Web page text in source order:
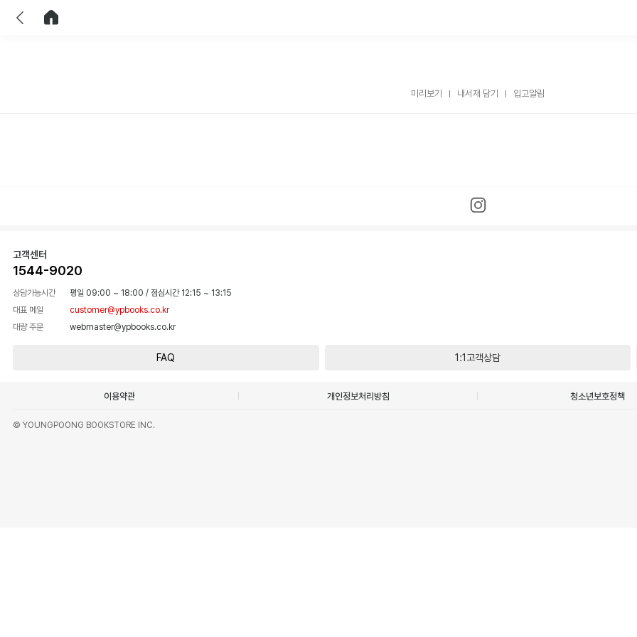
미리보기 내서재 담기 입고알림
고객센터
1544-9020
상담가능시간 평일 09:00 ~ 18:00 / 점심시간 12:15 ~ 13:15
대표 메일
customer@ypbooks.co.kr
대량 주문
webmaster@ypbooks.co.kr
FAQ 1:1고객상담
이용약관 개인정보처리방침 청소년보호정책
© YOUNGPOONG BOOKSTORE INC.